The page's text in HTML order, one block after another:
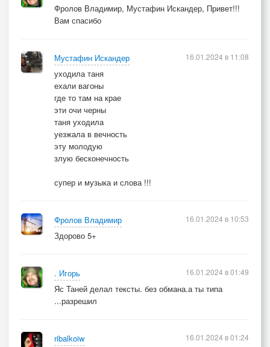
Фролов Владимир, Мустафин Искандер, Привет!!!
Вам спасибо
Мустафин Искандер
уходила таня
ехали вагоны
где то там на крае
эти очи черны
таня уходила
уезжала в вечность
эту молодую
злую бесконечность
супер и музыка и слова !!!
16.01.2024 в 11:08
Фролов Владимир
Здорово 5+
16.01.2024 в 10:53
. Игорь
Яс Таней делал тексты. без обмана.а ты типа
...разрешил
16.01.2024 в 01:49
ribalkoiw
16.01.2024 в 01:24